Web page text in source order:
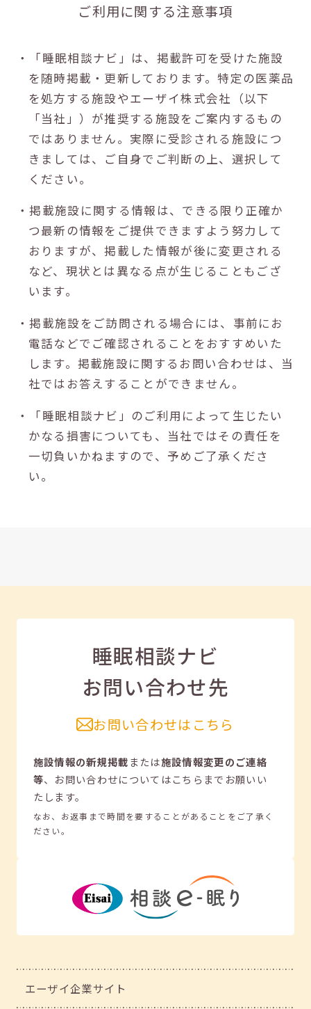
ご利用に関する注意事項
・「睡眠相談ナビ」は、掲載許可を受けた施設
を随時掲載・更新しております。特定の医薬品
を処方する施設やエーザイ株式会社（以下
「当社」）が推奨する施設をご案内するもの
ではありません。実際に受診される施設につ
きましては、ご自身でご判断の上、選択して
ください。
・掲載施設に関する情報は、できる限り正確か
つ最新の情報をご提供できますよう努力して
おりますが、掲載した情報が後に変更される
など、現状とは異なる点が生じることもござ
います。
・掲載施設をご訪問される場合には、事前にお
電話などでご確認されることをおすすめいた
します。掲載施設に関するお問い合わせは、当
社ではお答えすることができません。
・「睡眠相談ナビ」のご利用によって生じたい
かなる損害についても、当社ではその責任を
一切負いかねますので、予めご了承くださ
い。
睡眠相談ナビ
お問い合わせ先
お問い合わせはこちら
施設情報の新規掲載または施設情報変更のご連絡
等、 お問い合わせについてはこちらまでお願いい
たします。
なお、お返事まで時間を要することがあることをご了承く
ださい。
エーザイ企業サイト